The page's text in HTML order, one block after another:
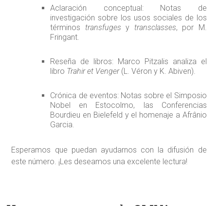
Aclaración conceptual: Notas de
investigación sobre los usos sociales de los
términos transfuges y transclasses, por M.
Fringant.
Reseña de libros: Marco Pitzalis analiza el
libro Trahir et Venger(L. Véron y K. Abiven).
Crónica de eventos: Notas sobre el Simposio
Nobel en Estocolmo, las Conferencias
Bourdieu en Bielefeld y el homenaje a Afrânio
Garcia.
Esperamos que puedan ayudarnos con la difusión de
este número. ¡Les deseamos una excelente lectura!